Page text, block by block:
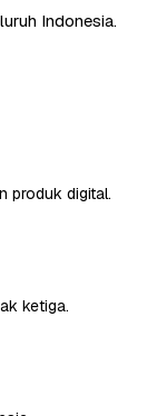
Indonesia.
produk digital.
ketiga.